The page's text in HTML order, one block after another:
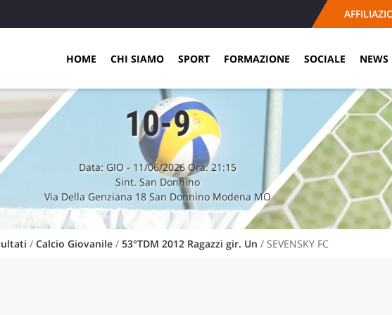
HOME CHI SIAMO SPORT FORMAZIONE SOCIALE NEWS
10-9
Data: GIO - 11/06/2026 Ora: 21:15
Sint. San Donnino
Via Della Genziana 18 San Donnino Modena MO
/ Calcio Giovanile / 53°TDM 2012 Ragazzi gir. Un / SEVENSKY FC